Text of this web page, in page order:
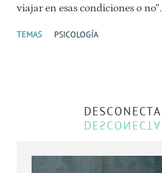
viajar en esas condiciones o no”.
TEMAS PSICOLOGÍA
DESCONECTA